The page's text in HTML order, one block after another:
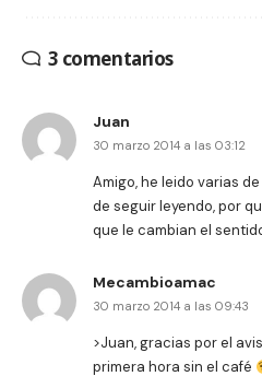
3 comentarios
Juan
30 marzo 2014 a las 03:12
Amigo, he leido varias
de seguir leyendo, por
que le cambian el
Mecambioamac
30 marzo 2014 a las 09:43
>Juan, gracias por el
primera hora sin el café